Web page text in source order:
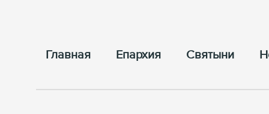
Главная Епархия Cвятыни